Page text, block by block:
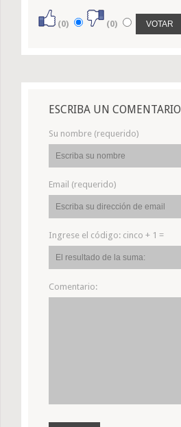
(0) (0)
ESCRIBA UN COMENTARIO
Su nombre (requerido)
Email (requerido)
Ingrese el código: cinco + 1 =
Comentario: